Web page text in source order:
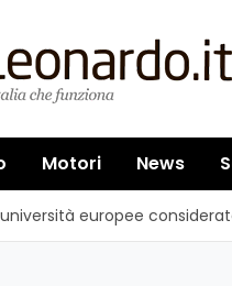
Motori News
europee